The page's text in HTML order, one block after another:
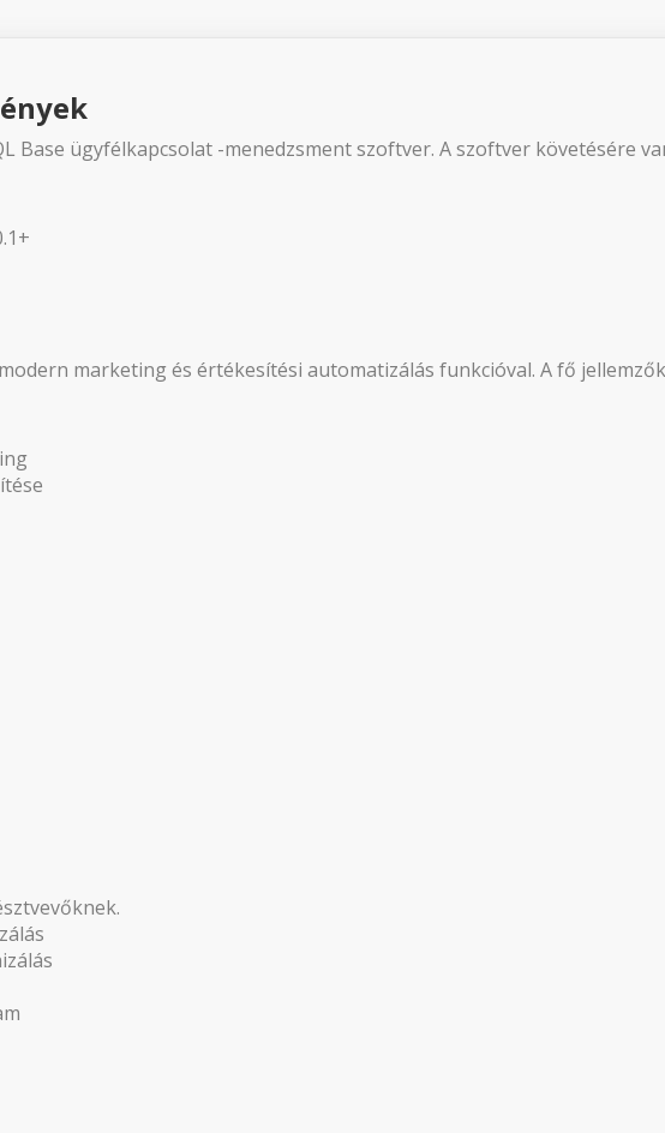
Base ügyfélkapcsolat -menedzsment szoftver. A szoftver követésére
modern marketing és értékesítési automatizálás funkcióval. A fő